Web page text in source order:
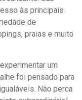
às principais
de
praias e muito
um
foi pensado para
Não perca